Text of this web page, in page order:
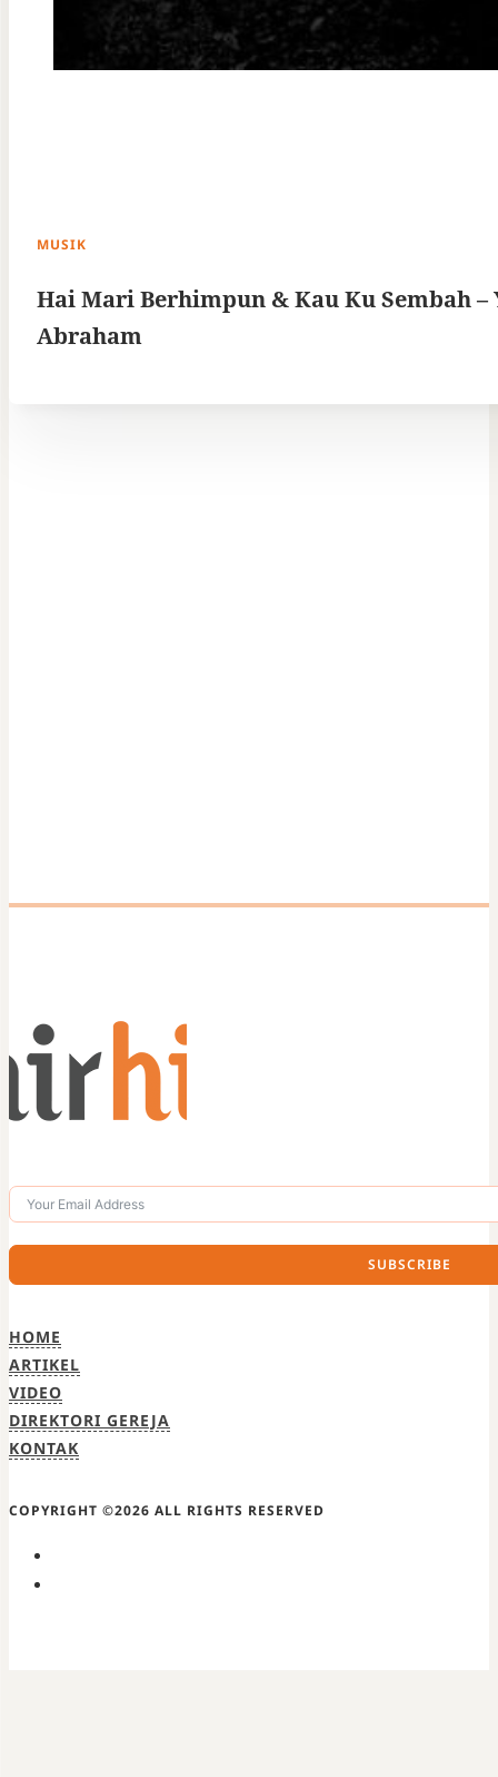
MUSIK
Hai Mari Berhimpun & Kau Ku Sembah –
Abraham
SUBSCRIBE
HOME
ARTIKEL
VIDEO
DIREKTORI GEREJA
KONTAK
COPYRIGHT ©2026 ALL RIGHTS RESERVED